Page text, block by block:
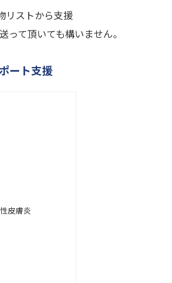
リストから支援
って頂いても構いません。
ート支援
皮膚炎